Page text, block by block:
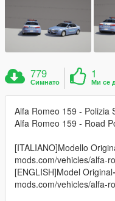
779
Симнато
1
Ми се
Alfa Romeo 159 - Polizia
Alfa Romeo 159 - Road
[ITALIANO]Modello
mods.com/vehicles/alfa-
[ENGLISH]Model
mods.com/vehicles/alfa-